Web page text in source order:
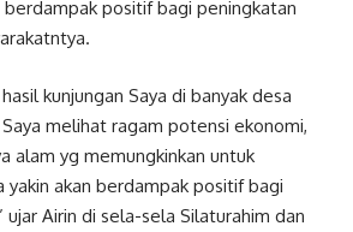
positif bagi peningkatan
kunjungan Saya di banyak desa
melihat ragam potensi ekonomi,
alam yg memungkinkan untuk
yakin akan berdampak positif bagi
ujar Airin di sela-sela Silaturahim dan